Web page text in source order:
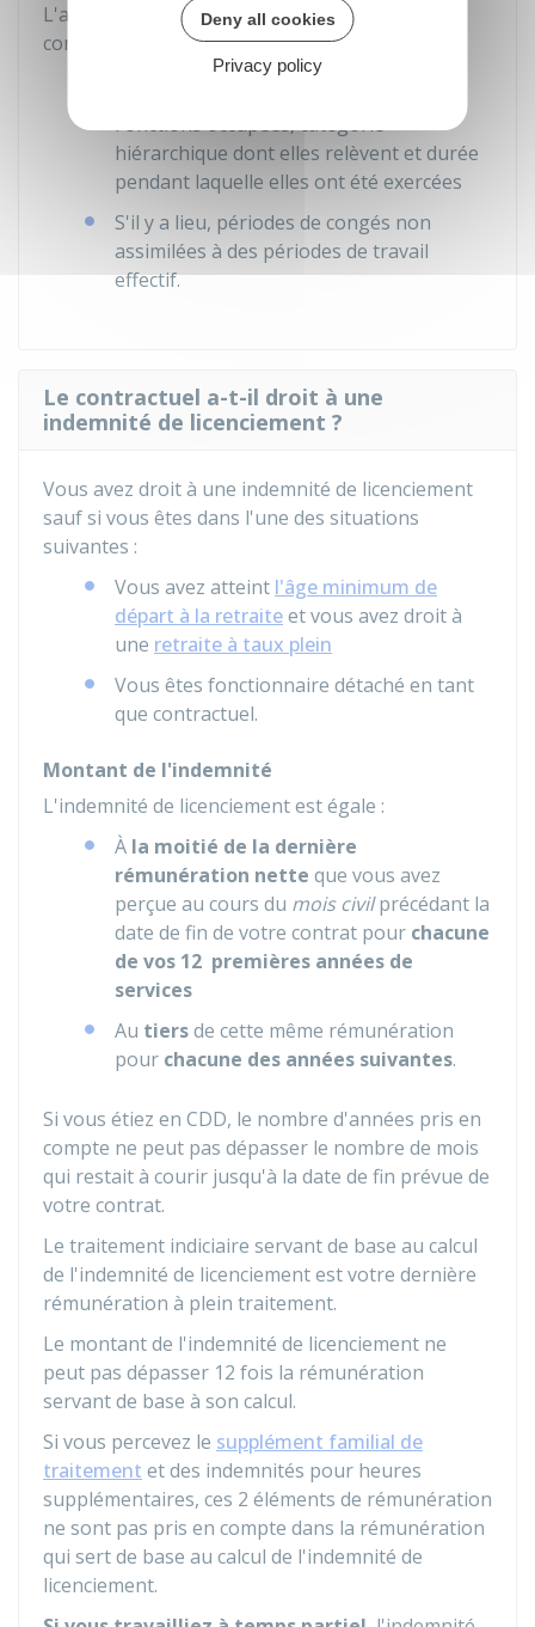
L'administration vous remet un certificat qui
contient exclusivement les mentions suivantes :
Dates de début et de fin de contrat(s)
Fonctions occupées, catégorie
hiérarchique dont elles relèvent et durée
pendant laquelle elles ont été exercées
S'il y a lieu, périodes de congés non
assimilées à des périodes de travail
effectif.
Le contractuel a-t-il droit à une
indemnité de licenciement ?
Vous avez droit à une indemnité de licenciement
sauf si vous êtes dans l'une des situations
suivantes :
Vous avez atteint l'âge minimum de
départ à la retraiteet vous avez droit à
une retraite à taux plein
Vous êtes fonctionnaire détaché en tant
que contractuel.
Montant de l'indemnité
L'indemnité de licenciement est égale :
À la moitié de la dernière
rémunération nette que vous avez
perçue au cours du mois civilprécédant la
date de fin de votre contrat pour chacune
de vos 12 premières années de
services
Au tiersde cette même rémunération
pour chacune des années suivantes.
Si vous étiez en CDD, le nombre d'années pris en
compte ne peut pas dépasser le nombre de mois
qui restait à courir jusqu'à la date de fin prévue de
votre contrat.
Le traitement indiciaire servant de base au calcul
de l'indemnité de licenciement est votre dernière
rémunération à plein traitement.
Le montant de l'indemnité de licenciement ne
peut pas dépasser 12 fois la rémunération
servant de base à son calcul.
Si vous percevez le supplément familial de
traitement et des indemnités pour heures
supplémentaires, ces 2 éléments de rémunération
ne sont pas pris en compte dans la rémunération
qui sert de base au calcul de l'indemnité de
licenciement.
Deny all cookies
Privacy policy